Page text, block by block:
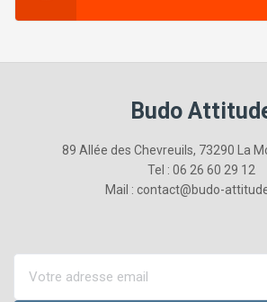
Budo
89 Allée des Chevreuils, 73290 La
Tel : 06 26 60 29 12
Mail : contact@budo-